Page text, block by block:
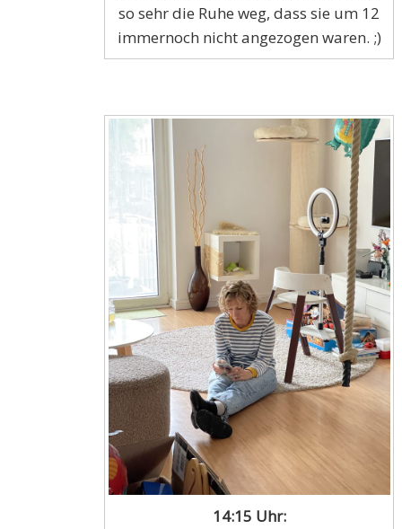
so sehr die Ruhe weg, dass sie um 12
immernoch nicht angezogen waren. ;)
14:15 Uhr: